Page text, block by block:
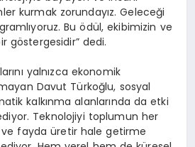
kurmak zorundayız. Geleceği
Bu ödül, ekibimizin ve
göstergesidir” dedi.
yalnızca ekonomik
Davut Türkoğlu, sosyal
kalkınma alanlarında da etki
Teknolojiyi toplumun her
ve fayda üretir hale getirme